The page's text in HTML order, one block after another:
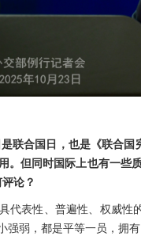
联合国日，也是《联合
。但同时国际上也有一些
论？
代表性、普遍性、权威
强弱，都是平等一员，拥